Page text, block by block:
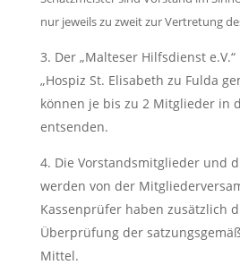
nur jeweils zu zweit zur Vertretung
Der „Malteser Hilfsdienst
„Hospiz St. Elisabeth zu Fulda
können je bis zu 2 Mitglieder in
entsenden.
Die Vorstandsmitglieder und
werden von der
Kassenprüfer haben zusätzlich
Überprüfung der
Mittel.